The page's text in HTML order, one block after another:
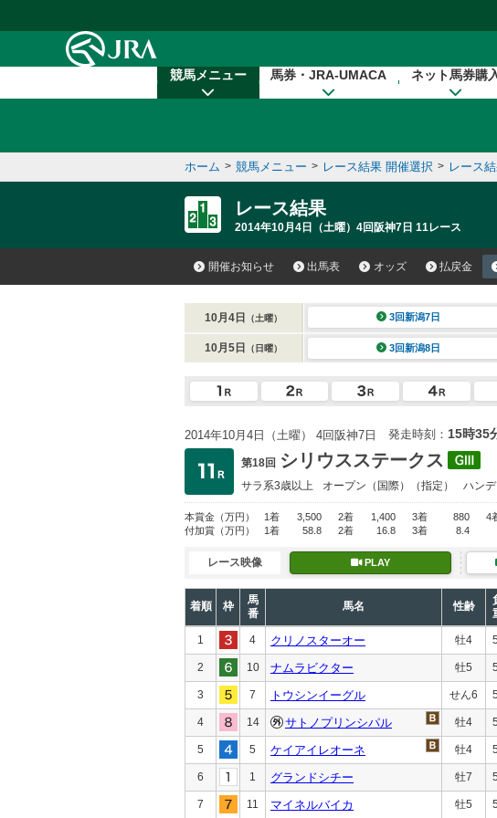
競馬メニュー 馬券・JRA-UMACA ネット馬券購
ホーム > 競馬メニュー > レース結果 開催選択 > レース
レース結果
2014年10月4日（土曜）4回阪神7日 11レース
開催お知らせ 出馬表 オッズ 払戻金
10月4日 （土曜） 3回新潟7日
10月5日 （日曜） 3回新潟8日
2014年10月4日（土曜） 4回阪神7日 発走時刻： 15時35
第18回 シリウスステークス
サラ系3歳以上 オープン （国際）（指定） ハンデ
本賞金 （万円） 1着 3,500 2着 1,400 3着 880 4
付加賞 （万円） 1着 58.8 2着 16.8 3着 8.4
レース映像 PLAY
着順 枠
馬
番
馬名 性齢
1 4 クリノスターオー 牡4
2 10 ナムラビクター 牡5
3 7 トウシンイーグル せん6
4 14 サトノプリンシパル 牡4
5 5 ケイアイレオーネ 牡4
6 1 グランドシチー 牡7
7 11 マイネルバイカ 牡5